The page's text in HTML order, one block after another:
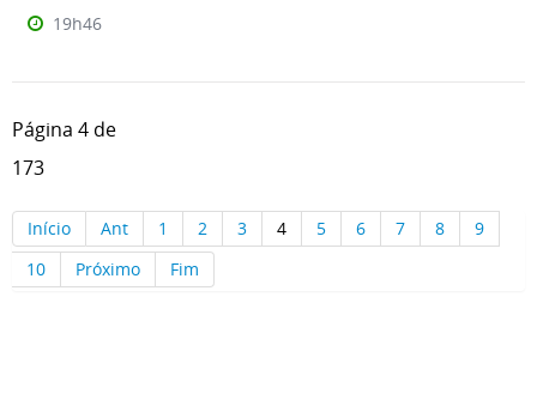
19h46
Página 4 de
173
Início Ant 1 2 3 4 5 6 7 8
9
10
Próximo Fim